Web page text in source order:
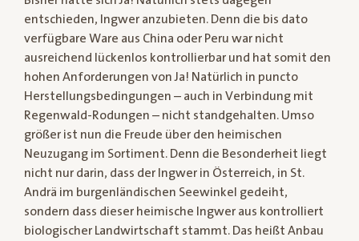
entschieden, Ingwer anzubieten. Denn die bis dato
verfügbare Ware aus China oder Peru war nicht
ausreichend lückenlos kontrollierbar und hat somit den
hohen Anforderungen von Ja! Natürlich in puncto
Herstellungsbedingungen – auch in Verbindung mit
Regenwald-Rodungen – nicht standgehalten. Umso
größer ist nun die Freude über den heimischen
Neuzugang im Sortiment. Denn die Besonderheit liegt
nicht nur darin, dass der Ingwer in Österreich, in St.
Andrä im burgenländischen Seewinkel gedeiht,
sondern dass dieser heimische Ingwer aus kontrolliert
biologischer Landwirtschaft stammt. Das heißt Anbau